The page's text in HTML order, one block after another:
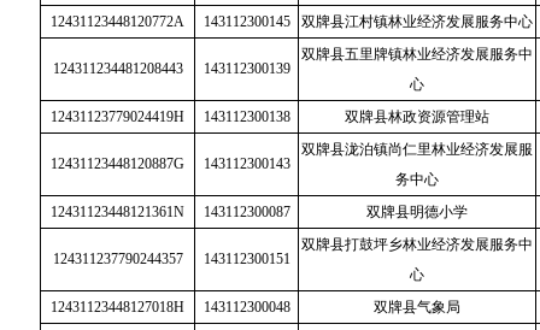
12431123448120772A
143112300145 双牌县江村镇林业经济发展服务中心
124311234481208443 143112300139
双牌县五里牌镇林业经济发展服务中
心
12431123779024419H
143112300138 双牌县林政资源管理站
12431123448120887G 143112300143
双牌县泷泊镇尚仁里林业经济发展服
务中心
12431123448121361N
143112300087 双牌县明德小学
124311237790244357 143112300151
双牌县打鼓坪乡林业经济发展服务中
心
12431123448127018H
143112300048
双牌县气象局